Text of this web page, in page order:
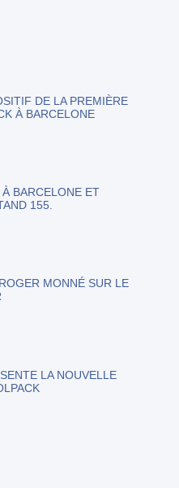
DE LA PREMIÈRE
À BARCELONE
BARCELONE ET
155.
MONNÉ SUR LE
LA NOUVELLE